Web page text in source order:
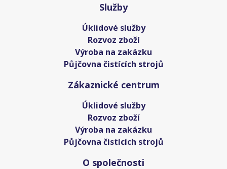
Služby
Úklidové služby
Rozvoz zboží
Výroba na zakázku
Půjčovna čistících strojů
Zákaznické centrum
Úklidové služby
Rozvoz zboží
Výroba na zakázku
Půjčovna čistících strojů
O společnosti